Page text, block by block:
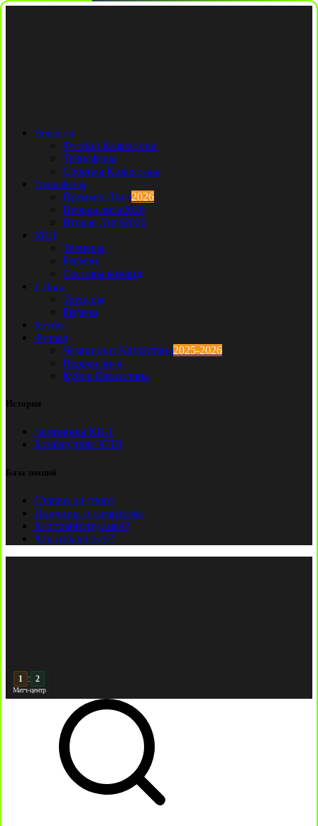
Новости
Футбол Казахстана
Трансферы
Сборная Казахстана
Трансферы
Премьер Лига2026
Первая лига2026
Вторая Лига2026
КПЛ
Тренеры
Рефери
Составы команд
1 Лига
Тренеры
Рефери
Клубы
Футзал
Чемпионат Казахстана2025-2026
Первая лига
Кубок Казахстана
История
Чемпионы КПЛ
Бомбардиры КПЛ
База знаний
Ставки на спорт
Причины и симптомы
Кто такой лудоман?
Как избавиться?
2 : 2
Матч-центр